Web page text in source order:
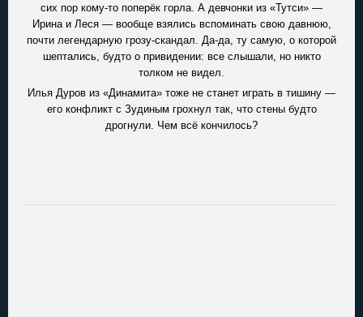
сих пор кому-то поперёк горла. А девчонки из «Тутси» —
Ирина и Леся — вообще взялись вспоминать свою давнюю,
почти легендарную грозу-скандал. Да-да, ту самую, о которой
шептались, будто о привидении: все слышали, но никто
толком не видел.
Илья Дуров из «Динамита» тоже не станет играть в тишину —
его конфликт с Зудиным грохнул так, что стены будто
дрогнули. Чем всё кончилось?